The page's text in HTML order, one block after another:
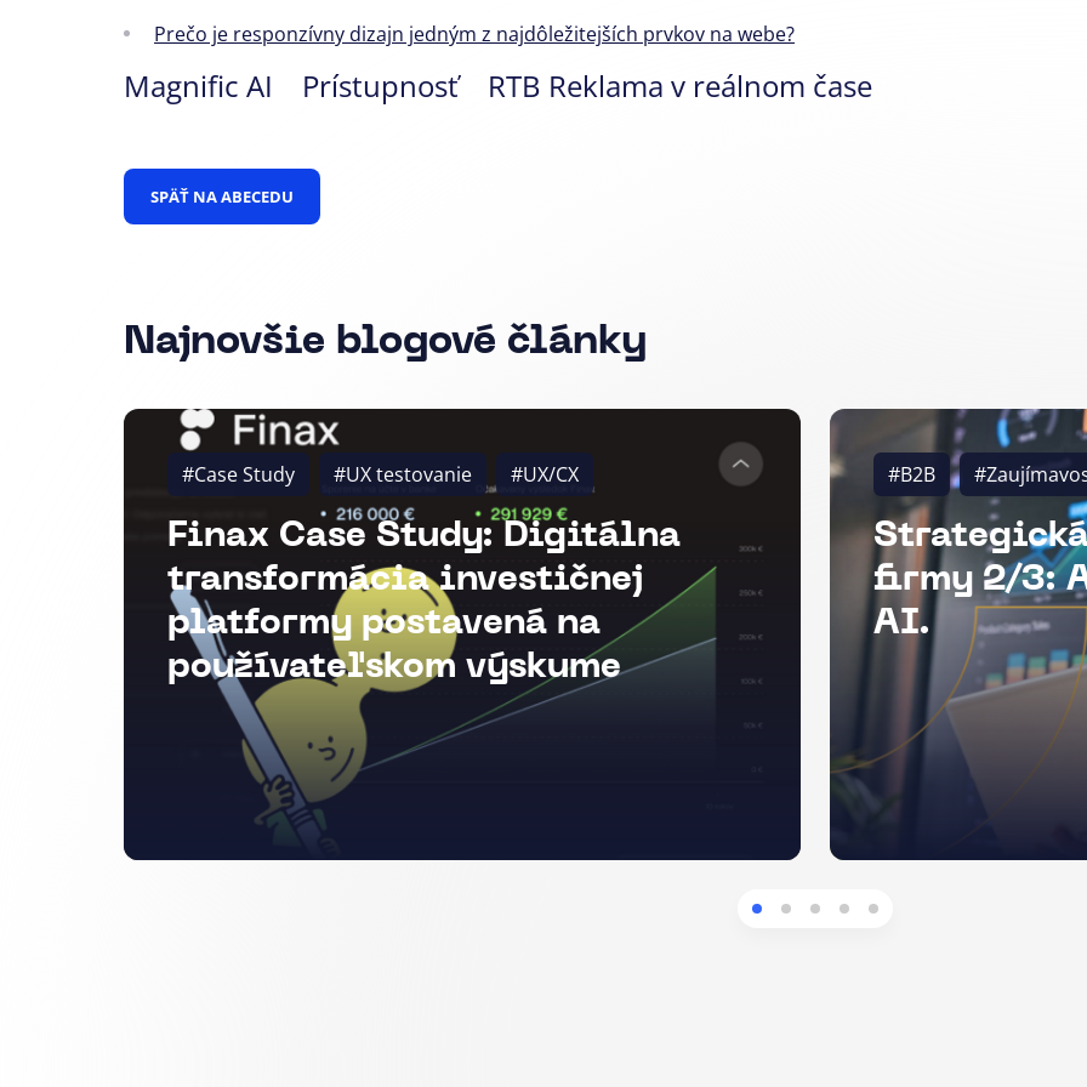
Prečo je responzívny dizajn jedným z najdôležitejších prvkov na webe?
Magnific AI Prístupnosť RTB Reklama v reálnom čase
SPÄŤ NA ABECEDU
Najnovšie blogové články
#Case Study #UX testovanie #UX/CX
Finax Case Study: Digitálna
transformácia investičnej
platformy postavená na
používateľskom výskume
#B2B
firmy 2/3:
AI.